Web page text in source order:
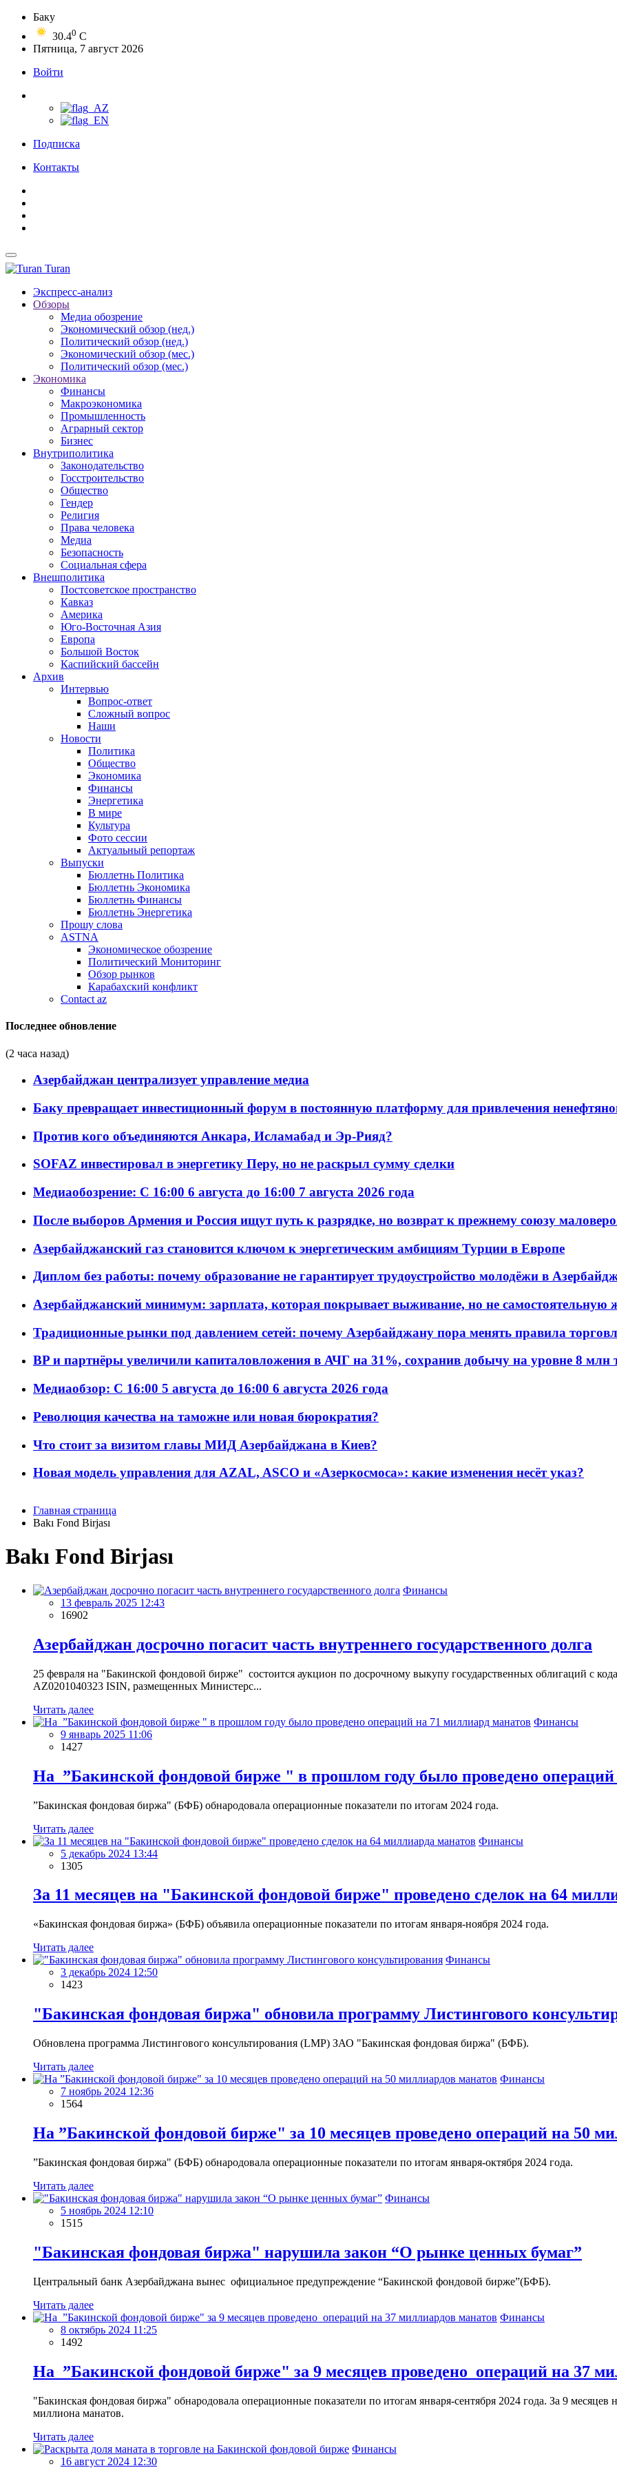
Баку
30.40 C
Пятница, 7 август 2026
Войти
Подписка
Контакты
Turan
Экспресс-анализ
Обзоры
Медиа обозрение
Экономический обзор (нед.)
Политический обзор (нед.)
Экономический обзор (мес.)
Политический обзор (мес.)
Экономика
Финансы
Макроэкономика
Промышленность
Аграрный сектор
Бизнес
Внутриполитика
Законодательство
Госстроительство
Общество
Гендер
Религия
Права человека
Медиа
Безопасность
Социальная сфера
Внешполитика
Постсоветское пространство
Кавказ
Америка
Юго-Восточная Азия
Европа
Большой Восток
Каспийский бассейн
Архив
Интервью
Вопрос-ответ
Сложный вопрос
Наши
Новости
Политика
Общество
Экономика
Финансы
Энергетика
В мире
Культура
Фото сессии
Актуальный репортаж
Выпуски
Бюллетнь Политика
Бюллетнь Экономика
Бюллетнь Финансы
Бюллетнь Энергетика
Прошу слова
ASTNA
Экономическое обозрение
Политический Мониторинг
Обзор рынков
Карабахский конфликт
Contact az
Последнее обновление
(2 часа назад)
Азербайджан централизует управление медиа
Баку превращает инвестиционный форум в постоянную платформу для привлечения
Против кого объединяются Анкара, Исламабад и Эр-Рияд?
SOFAZ инвестировал в энергетику Перу, но не раскрыл сумму сделки
Медиаобозрение: С 16:00 6 августа до 16:00 7 августа 2026 года
После выборов Армения и Россия ищут путь к разрядке, но возврат к прежнему союзу
Азербайджанский газ становится ключом к энергетическим амбициям Турции в Европе
Диплом без работы: почему образование не гарантирует трудоустройство молодёжи в
Азербайджанский минимум: зарплата, которая покрывает выживание, но не самостоятельную
Традиционные рынки под давлением сетей: почему Азербайджану пора менять правила
BP и партнёры увеличили капиталовложения в АЧГ на 31%, сохранив добычу на уровне 8 млн
Медиаобзор: С 16:00 5 августа до 16:00 6 августа 2026 года
Революция качества на таможне или новая бюрократия?
Что стоит за визитом главы МИД Азербайджана в Киев?
Новая модель управления для AZAL, ASCO и «Азеркосмоса»: какие изменения несёт указ?
Главная страница
Bakı Fond Birjası
Bakı Fond Birjası
Финансы
13 февраль 2025 12:43
16902
Азербайджан досрочно погасит часть внутреннего государственного долга
25 февраля на "Бакинской фондовой бирже" состоится аукцион по досрочному выкупу государственных облигаций с
AZ0201040323 ISIN, размещенных Министерс...
Читать далее
Финансы
9 январь 2025 11:06
1427
На ”Бакинской фондовой бирже " в прошлом году было проведено
”Бакинская фондовая биржа" (БФБ) обнародовала операционные показатели по итогам 2024 года.
Читать далее
Финансы
5 декабрь 2024 13:44
1305
За 11 месяцев на "Бакинской фондовой бирже" проведено сделок на 64
«Бакинская фондовая биржа» (БФБ) объявила операционные показатели по итогам января-ноября 2024 года.
Читать далее
Финансы
3 декабрь 2024 12:50
1423
"Бакинская фондовая биржа" обновила программу Листингового
Обновлена программа Листингового консультирования (LMP) ЗАО "Бакинская фондовая биржа" (БФБ).
Читать далее
Финансы
7 ноябрь 2024 12:36
1564
На ”Бакинской фондовой бирже" за 10 месяцев проведено операций на 50
”Бакинская фондовая биржа" (БФБ) обнародовала операционные показатели по итогам января-октября 2024 года.
Читать далее
Финансы
5 ноябрь 2024 12:10
1515
"Бакинская фондовая биржа" нарушила закон “О рынке ценных бумаг”
Центральный банк Азербайджана вынес официальное предупреждение “Бакинской фондовой бирже”(БФБ).
Читать далее
Финансы
8 октябрь 2024 11:25
1492
На ”Бакинской фондовой бирже" за 9 месяцев проведено операций на 37
"Бакинская фондовая биржа" обнародовала операционные показатели по итогам января-сентября 2024 года. За 9
миллиона манатов.
Читать далее
Финансы
16 август 2024 12:30